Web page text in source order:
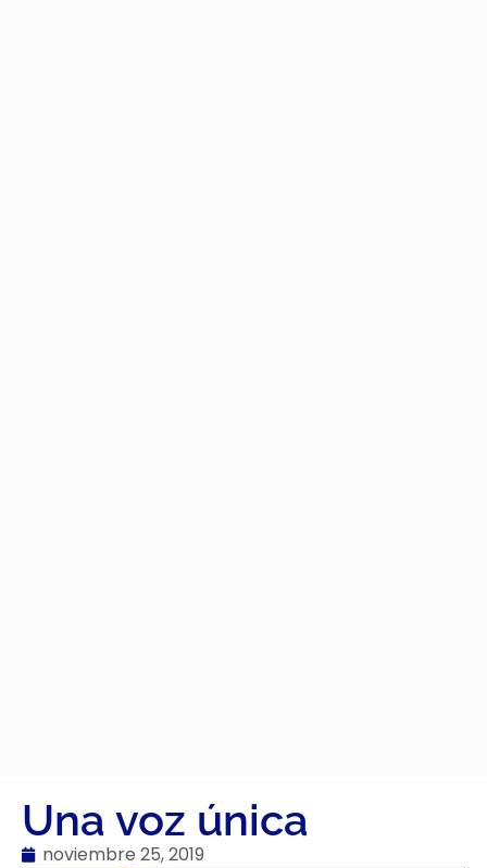
Una voz única
noviembre 25, 2019